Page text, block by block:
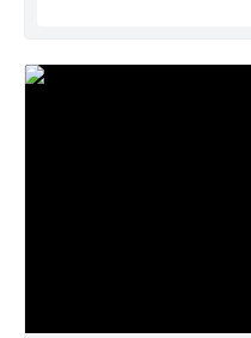
Projetos